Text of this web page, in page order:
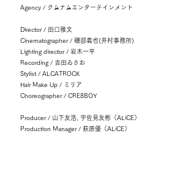
Agency / クムナムエンターテインメント
Director / 田口雅文
Cinematographer / 磯部義也(井村事務所)
Lighting director / 岩木一平
Recording / 吉田ゐさお
Stylist / ALCATROCK
Hair Make Up / ミリア
Choreographer / CRE8BOY
Producer / 山下友浩, 宇佐見友彬（ALiCE）
Production Manager / 萩原優（ALiCE）